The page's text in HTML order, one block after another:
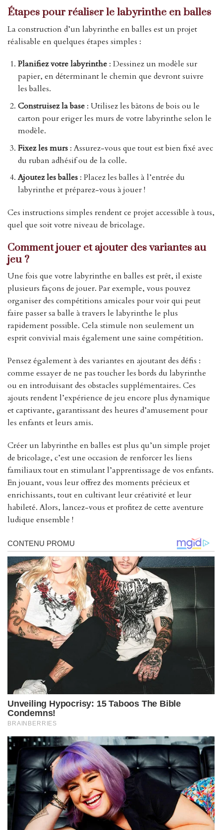
Étapes pour réaliser le labyrinthe en balles
La construction d’un labyrinthe en balles est un projet
réalisable en quelques étapes simples :
Planifiez votre labyrinthe: Dessinez un modèle sur
papier, en déterminant le chemin que devront suivre
les balles.
Construisez la base: Utilisez les bâtons de bois ou le
carton pour eriger les murs de votre labyrinthe selon le
modèle.
Fixez les murs: Assurez-vous que tout est bien fixé avec
du ruban adhésif ou de la colle.
Ajoutez les balles: Placez les balles à l’entrée du
labyrinthe et préparez-vous à jouer !
Ces instructions simples rendent ce projet accessible à tous,
quel que soit votre niveau de bricolage.
Comment jouer et ajouter des variantes au
jeu ?
Une fois que votre labyrinthe en balles est prêt, il existe
plusieurs façons de jouer. Par exemple, vous pouvez
organiser des compétitions amicales pour voir qui peut
faire passer sa balle à travers le labyrinthe le plus
rapidement possible. Cela stimule non seulement un
esprit convivial mais également une saine compétition.
Pensez également à des variantes en ajoutant des défis :
comme essayer de ne pas toucher les bords du labyrinthe
ou en introduisant des obstacles supplémentaires. Ces
ajouts rendent l’expérience de jeu encore plus dynamique
et captivante, garantissant des heures d’amusement pour
les enfants et leurs amis.
Créer un labyrinthe en balles est plus qu’un simple projet
de bricolage, c’est une occasion de renforcer les liens
familiaux tout en stimulant l’apprentissage de vos enfants.
En jouant, vous leur offrez des moments précieux et
enrichissants, tout en cultivant leur créativité et leur
habileté. Alors, lancez-vous et profitez de cette aventure
ludique ensemble !